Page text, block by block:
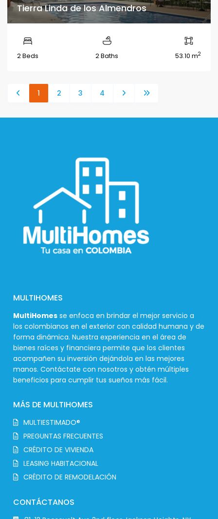
Tierra Linda de los Almendros
2 Beds 2 Baths 53.10 m2
1 2 3 4
MULTIHOMES
MultiHomes se enfoca en brindar el mejor servicio a
los colombianos en el exterior con calidad humana y de
forma dinámica. Nuestra experiencia en el área de
bienes raíces y financiera permite que los clientes
acompañen su inversión dejándola en las mejores
manos. Contáctate con nosotros y obtén múltiples
beneficios para cumplir tus sueños más fácil.
MÁS DE MULTIHOMES
MULTIESTIMADO®
PREGUNTAS FRECUENTES
CRÉDITO DE VIVIENDA
LEASING HABITACIONAL
CRÉDITO DE REMODELACIÓN
CONTÁCTANOS